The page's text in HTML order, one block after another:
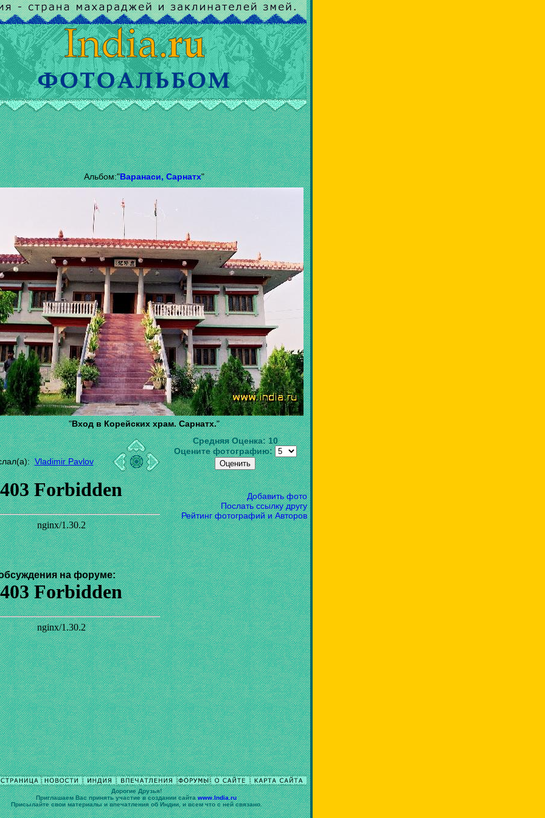
Альбом:"Варанаси, Сарнатх"
"Вход в Корейских храм. Сарнатх."
Vladimir Pavlov
Средняя Оценка:10
Оцените фотографию:
на форуме:
Добавить фото
Послать ссылку другу
Рейтинг фотографий и Авторов
Дорогие Друзья!
Приглашаем Вас принять участие в cоздании сайтаwww.India.ru
Присылайте свои материалы и впечатления об Индии, и всем что с ней связано.